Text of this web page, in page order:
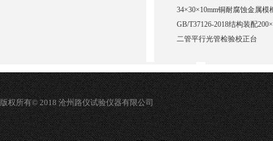
34×30×10mm铜耐腐蚀金属模
GB/T37126-2018结构装配
二管平行光管检验校正台
版权所有© 2018 沧州路仪试验仪器有限公司